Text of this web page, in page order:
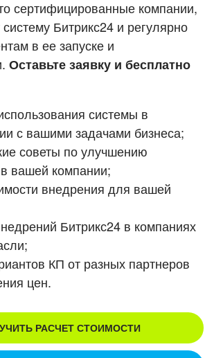
ВХОД
ВХОД
Смотреть видеокейсы
сертифицированные компании,
Битрикс24 и регулярно
в ее запуске и
Оставьте заявку и бесплатно
системы в
с вашими задачами бизнеса;
советы по улучшению
вашей компании;
внедрения для вашей
Битрикс24 в компаниях
КП от разных партнеров
цен.
РАСЧЕТ СТОИМОСТИ